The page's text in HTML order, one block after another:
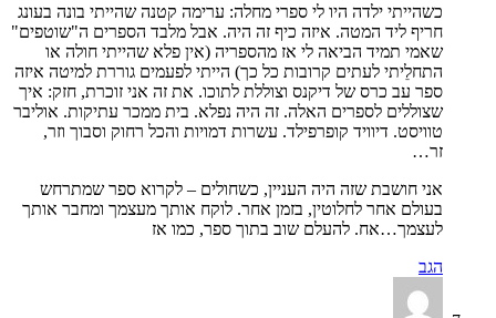
כשהייתי ילדה היו לי ספרי מחלה: ערימה קטנה שהייתי בונה בעונג
חריף ליד המטה. איזה כיף זה היה. אבל מלבד הספרים ה"שוטפים"
שאמי תמיד הביאה לי אז מהספריה (אין פלא שהייתי חולה או
התחלֵיתי לעתים קרובות כל כך) הייתי לפעמים גוררת למיטה איזה
ספר עב כרס של דיקנס וצוללת לתוכו. את זה אני זוכרת, חזק: איך
שצוללים לספרים האלה. זה היה נפלא. בית ממכר עתיקות. אוליבר
טוויסט. דיוויד קופרפילד. עשרות דמויות והכל רחוק וסבוך וזר,
זר…
אני חושבת שזה היה העניין, כשחולים – לקרוא ספר שמתרחש
בעולם אחר לחלוטין, בזמן אחר. לוקח אותך מעצמך ומחבר אותך
לעצמך…אח. להעלם שוב בתוך ספר, כמו אז
הגב